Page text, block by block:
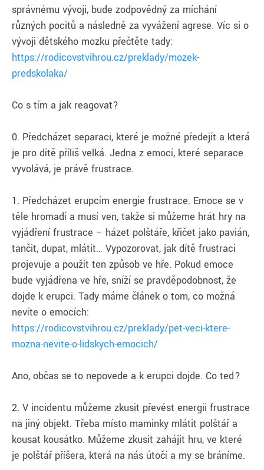
správnému vývoji, bude zodpovědný za míchání
různých pocitů a následně za vyvážení agrese. Víc si o
vývoji dětského mozku přečtěte tady:
https://rodicovstvihrou.cz/preklady/mozek-
predskolaka/
Co s tím a jak reagovat?
0. Předcházet separaci, které je možné předejít a která
je pro dítě příliš velká. Jedna z emocí, které separace
vyvolává, je právě frustrace.
1. Předcházet erupcím energie frustrace. Emoce se v
těle hromadí a musí ven, takže si můžeme hrát hry na
vyjádření frustrace – házet polštáře, křičet jako pavián,
tančit, dupat, mlátit… Vypozorovat, jak dítě frustraci
projevuje a použít ten způsob ve hře. Pokud emoce
bude vyjádřena ve hře, sníží se pravděpodobnost, že
dojde k erupci. Tady máme článek o tom, co možná
nevíte o emocích:
https://rodicovstvihrou.cz/preklady/pet-veci-ktere-
mozna-nevite-o-lidskych-emocich/
Ano, občas se to nepovede a k erupci dojde. Co teď?
2. V incidentu můžeme zkusit převést energii frustrace
na jiný objekt. Třeba místo maminky mlátit polštář a
kousat kousátko. Můžeme zkusit zahájit hru, ve které
je polštář příšera, která na nás útočí a my se bráníme.